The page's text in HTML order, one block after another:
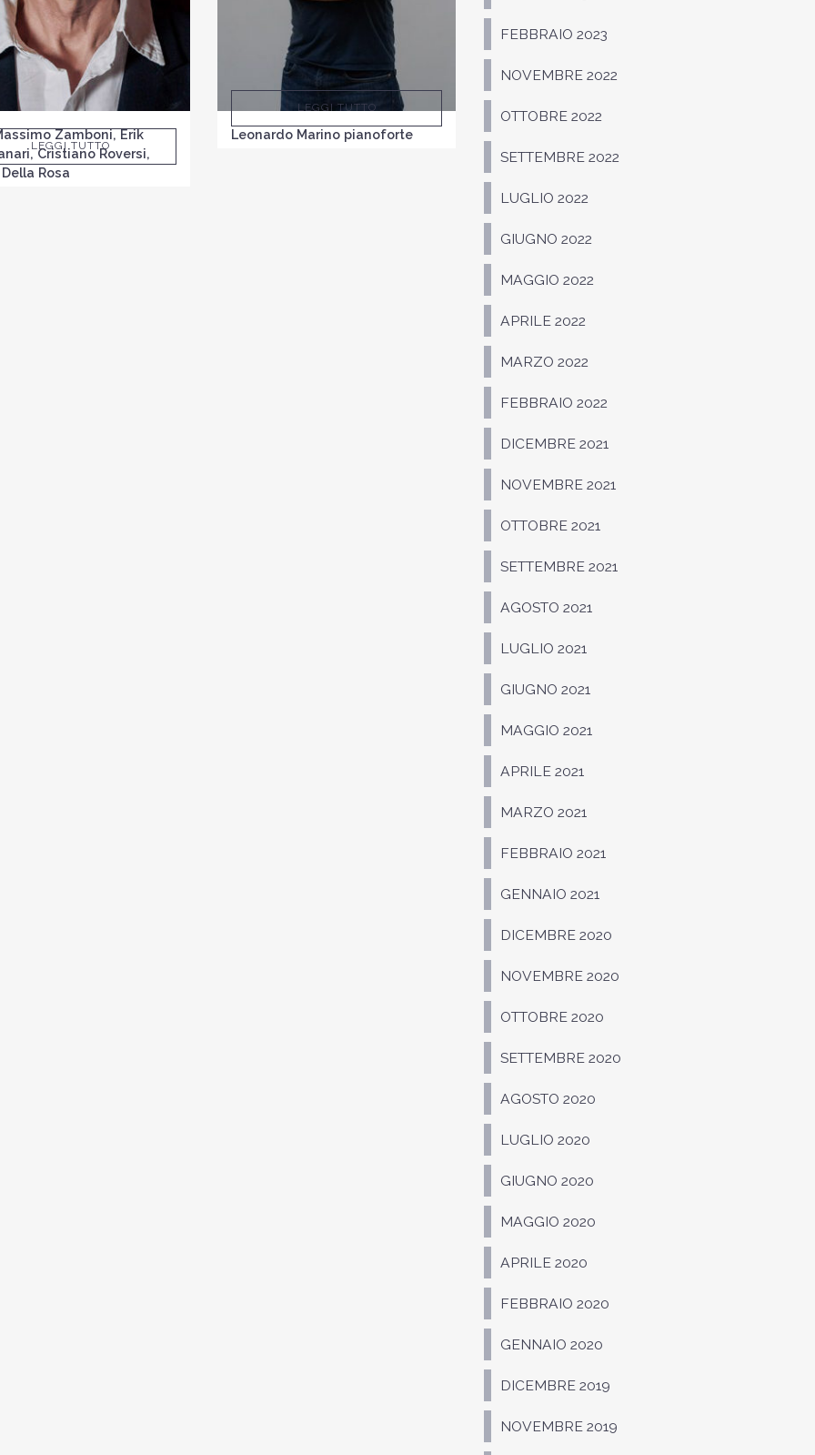
Zamboni, Erik
Cristiano Roversi,
Rosa
LEGGI TUTTO
Leonardo Marino pianoforte
LEGGI TUTTO
FEBBRAIO 2023
NOVEMBRE 2022
OTTOBRE 2022
SETTEMBRE 2022
LUGLIO 2022
GIUGNO 2022
MAGGIO 2022
APRILE 2022
MARZO 2022
FEBBRAIO 2022
DICEMBRE 2021
NOVEMBRE 2021
OTTOBRE 2021
SETTEMBRE 2021
AGOSTO 2021
LUGLIO 2021
GIUGNO 2021
MAGGIO 2021
APRILE 2021
MARZO 2021
FEBBRAIO 2021
GENNAIO 2021
DICEMBRE 2020
NOVEMBRE 2020
OTTOBRE 2020
SETTEMBRE 2020
AGOSTO 2020
LUGLIO 2020
GIUGNO 2020
MAGGIO 2020
APRILE 2020
FEBBRAIO 2020
GENNAIO 2020
DICEMBRE 2019
NOVEMBRE 2019